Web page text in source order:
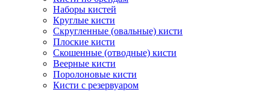
Наборы кистей
Круглые кисти
Скругленные (овальные) кисти
Плоские кисти
Скошенные (отводные) кисти
Веерные кисти
Поролоновые кисти
Кисти с резервуаром